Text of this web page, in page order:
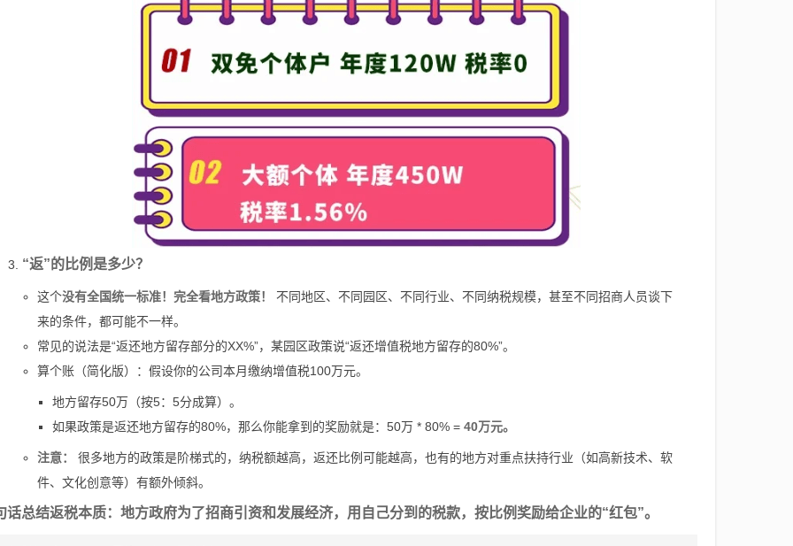
“返”的比例是多少？
这个没有全国统一标准！完全看地方政策！
不同地区、不同园区、不同行业、不同纳税规模，甚至不同招商人员谈下
来的条件，都可能不一样。
常见的说法是“返还地方留存部分的XX%”，某园区政策说“返还增值税地方留存的80%”。
算个账（简化版）：假设你的公司本月缴纳增值税100万元。
地方留存50万（按5：5分成算）。
如果政策是返还地方留存的80%，那么你能拿到的奖励就是：50万 * 80% = 40万元。
注意：
很多地方的政策是阶梯式的，纳税额越高，返还比例可能越高，也有的地方对重点扶持行业（如高新技术、软
件、文化创意等）有额外倾斜。
话总结返税本质：地方政府为了招商引资和发展经济，用自己分到的税款，按比例奖励给企业的“红包”。